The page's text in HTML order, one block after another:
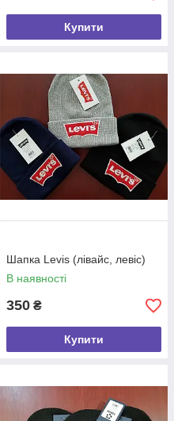
Купити
Шапка Levis (лівайс, левіс)
В наявності
350 ₴
Купити